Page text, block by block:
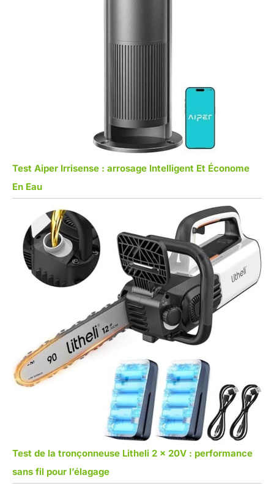
Test Aiper Irrisense : arrosage Intelligent Et Économe
En Eau
Test de la tronçonneuse Litheli 2 x 20V : performance
sans fil pour l’élagage